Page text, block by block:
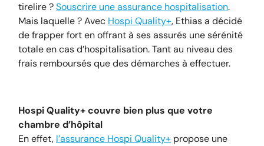
tirelire ?Souscrire une assurance hospitalisation.
Mais laquelle ? Avec Hospi Quality+, Ethias a décidé
de frapper fort en offrant à ses assurés une sérénité
totale en cas d’hospitalisation. Tant au niveau des
frais remboursés que des démarches à effectuer.
Hospi Quality+ couvre bien plus que votre
chambre d’hôpital
En effet, l’assurance Hospi Quality+ propose une